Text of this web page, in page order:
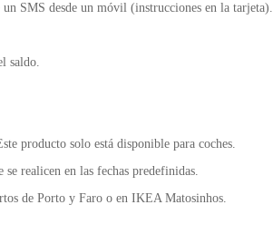
SMS desde un móvil (instrucciones en la tarjeta).
saldo.
producto solo está disponible para coches.
realicen en las fechas predefinidas.
de Porto y Faro o en IKEA Matosinhos.